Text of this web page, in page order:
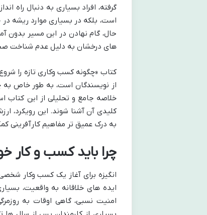
گرفته، افراد بسیاری به دنبال راه
است، بلکه در بسیاری موارد ریشه
حال، گام نهادن در این مسیر بدون
های درخشان به دلیل عدم شناخت صحیح
کتاب «چگونه کسب وکاری تازه را
از نویسندگان است، به طور خاص به
خلاصه جامع و تحلیلی از این کتاب
کلیدی آن آشنا شوند. این رویکرد،
به درک عمیق تر مفاهیم کارآفرینی
چرا باید کسب و کار
انگیزه برای آغاز یک کسب وکار
ایده های خلاقانه به واقعیت،
امنیت نسبی، گاهی اوقات به